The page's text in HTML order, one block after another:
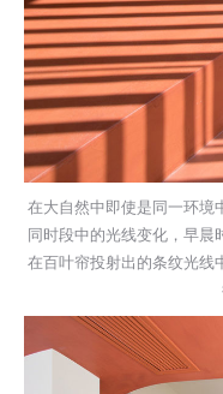
在大自然中即使是同一环境
同时段中的光线变化，早晨
在百叶帘投射出的条纹光线